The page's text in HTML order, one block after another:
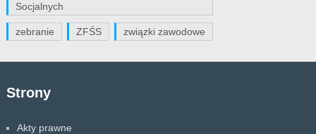
Socjalnych
zebranie ZFŚS związki zawodowe
Strony
Akty prawne